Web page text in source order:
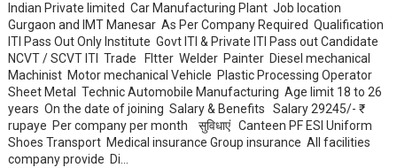
Indian Private limited Car Manufacturing Plant Job location
Gurgaon and IMT Manesar As Per Company Required Qualification
ITI Pass Out Only Institute Govt ITI & Private ITI Pass out Candidate
NCVT / SCVT ITI Trade FItter Welder Painter Diesel mechanical
Machinist Motor mechanical Vehicle Plastic Processing Operator
Sheet Metal Technic Automobile Manufacturing Age limit 18 to 26
years On the date of joining Salary & Benefits Salary 29245/- ₹
rupaye Per company per month सुविधाएं Canteen PF ESI Uniform
Shoes Transport Medical insurance Group insurance All facilities
company provide Di...